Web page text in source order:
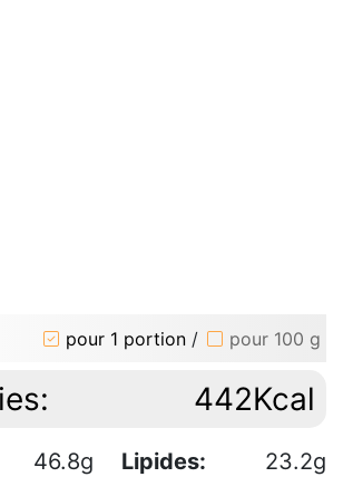
pour 1 portion / pour 100 g
442Kcal
46.8g Lipides:
23.2g